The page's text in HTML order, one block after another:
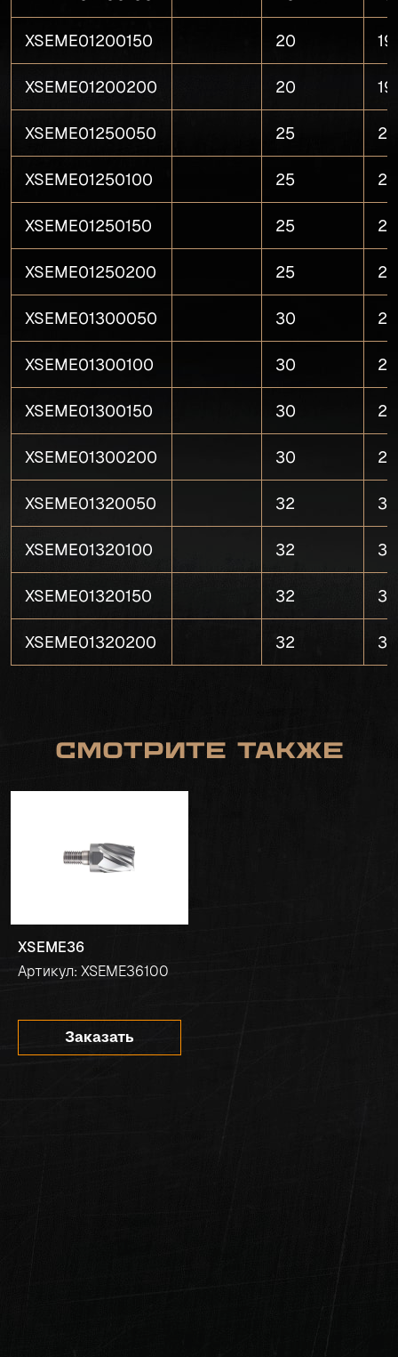
XSEME01200150 20 19
XSEME01200200 20 19
XSEME01250050 25 24
XSEME01250100 25 24
XSEME01250150 25 24
XSEME01250200 25 24
XSEME01300050 30 29
XSEME01300100 30 29
XSEME01300150 30 29
XSEME01300200 30 29
XSEME01320050 32 31
XSEME01320100 32 31
XSEME01320150 32 31
XSEME01320200 32 31
Смотрите также
XSEME36
Артикул: XSEME36100
Заказать